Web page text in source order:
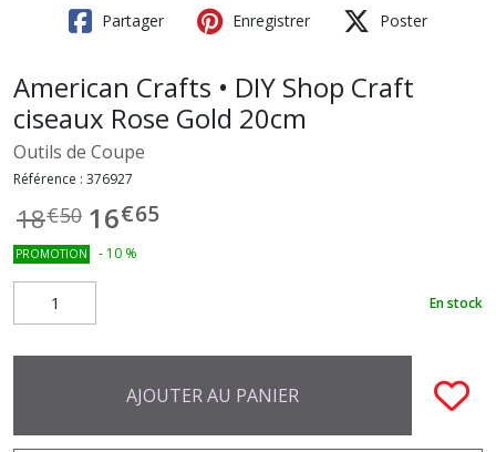
Partager Enregistrer Poster
American Crafts • DIY Shop Craft
ciseaux Rose Gold 20cm
Outils de Coupe
Référence : 376927
18€50 16€65
PROMOTION - 10 %
En stock
AJOUTER AU PANIER